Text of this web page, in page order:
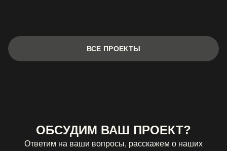
ВСЕ ПРОЕКТЫ
ОБСУДИМ ВАШ ПРОЕКТ?
Ответим на ваши вопросы, расскажем о наших